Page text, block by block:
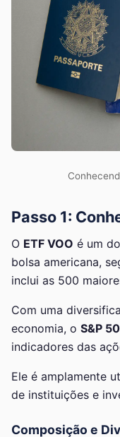
Passo 1:
O ETF VOO é um
bolsa americana,
inclui as 500
Com uma
economia, o S&P
indicadores das
Ele é amplamente
de instituições e
Composição e